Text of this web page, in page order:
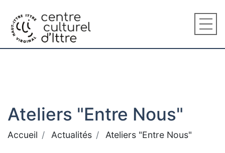
Ateliers "Entre Nous"
Accueil Actualités Ateliers "Entre Nous"